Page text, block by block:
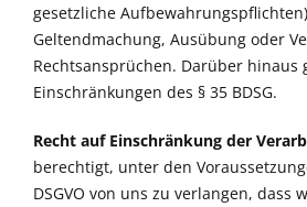
gesetzliche
Geltendmachung, Ausübung oder
Rechtsansprüchen. Darüber hinaus
Einschränkungen des § 35 BDSG.
Recht auf Einschränkung der
berechtigt, unter den
DSGVO von uns zu verlangen, dass